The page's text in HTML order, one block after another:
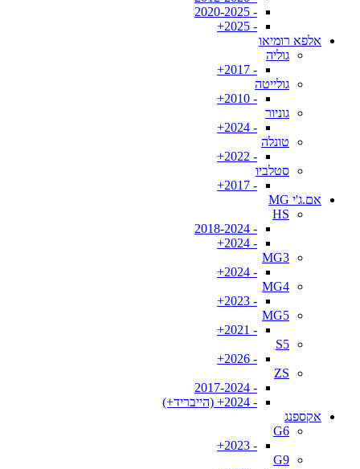
- 2020-2025
- 2025+
אלפא רומיאו
גוליה
- 2017+
גולייטה
- 2010+
גוניור
- 2024+
טונלה
- 2022+
סטלביו
- 2017+
אם.ג'י MG
HS
- 2018-2024
- 2024+
MG3
- 2024+
MG4
- 2023+
MG5
- 2021+
S5
- 2026+
ZS
- 2017-2024
- 2024+ (הייבריד+)
אקספנג
G6
- 2023+
G9